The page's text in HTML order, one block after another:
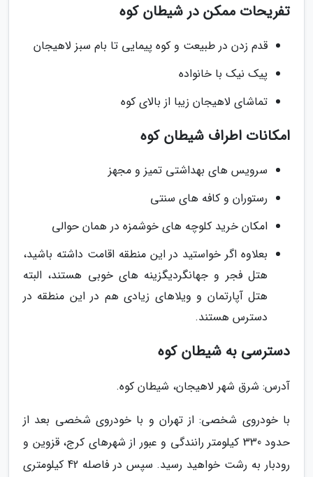
تفریحات ممکن در شیطان کوه
قدم زدن در طبیعت و کوه پیمایی تا بام سبز لاهیجان
پیک نیک با خانواده
تماشای لاهیجان زیبا از بالای کوه
امکانات اطراف شیطان کوه
سرویس های بهداشتی تمیز و مجهز
رستوران و کافه های سنتی
امکان خرید کلوچه های خوشمزه در همان حوالی
بعلاوه اگر خواستید در این منطقه اقامت داشته باشید،
هتل فجر و جهانگردیگزینه های خوبی هستند، البته
هتل آپارتمان و ویلاهای زیادی هم در این منطقه در
دسترس هستند.
دسترسی به شیطان کوه
آدرس: شرق شهر لاهیجان، شیطان کوه.
با خودروی شخصی: از تهران و با خودروی شخصی بعد از
حدود 330 کیلومتر رانندگی و عبور از شهرهای کرج، قزوین و
رودبار به رشت خواهید رسید. سپس در فاصله 42 کیلومتری